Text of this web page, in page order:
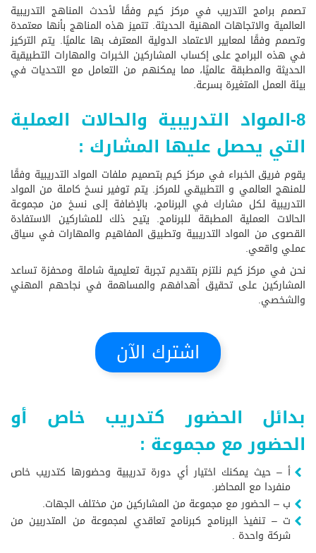
تصمم برامج التدريب في مركز كيم وفقًا لأحدث المناهج التدريبية
العالمية والاتجاهات المهنية الحديثة. تتميز هذه المناهج بأنها معتمدة
وتصمم وفقًا لمعايير الاعتماد الدولية المعترف بها عالميًا. يتم التركيز
في هذه البرامج على إكساب المشاركين الخبرات والمهارات التطبيقية
الحديثة والمطبقة عالميًا، مما يمكنهم من التعامل مع التحديات في
بيئة العمل المتغيرة بسرعة.
8-المواد التدريبية والحالات العملية
التي يحصل عليها المشارك :
يقوم فريق الخبراء في مركز كيم بتصميم ملفات المواد التدريبية وفقًا
للمنهج العالمي و التطبيقي للمركز. يتم توفير نسخ كاملة من المواد
التدريبية لكل مشارك في البرنامج، بالإضافة إلى نسخ من مجموعة
الحالات العملية المطبقة للبرنامج. يتيح ذلك للمشاركين الاستفادة
القصوى من المواد التدريبية وتطبيق المفاهيم والمهارات في سياق
عملي واقعي.
نحن في مركز كيم نلتزم بتقديم تجربة تعليمية شاملة ومحفزة تساعد
المشاركين على تحقيق أهدافهم والمساهمة في نجاحهم المهني
والشخصي.
اشترك الآن
بدائل الحضور كتدريب خاص أو
الحضور مع مجموعة :
أ – حيث يمكنك اختيار أي دورة تدريبية وحضورها كتدريب خاص
منفردا مع المحاضر.
ب – الحضور مع مجموعة من المشاركين من مختلف الجهات.
ت – تنفيذ البرنامج كبرنامج تعاقدي لمجموعة من المتدربين من
شركة واحدة .